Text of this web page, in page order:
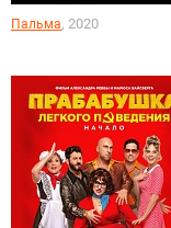
Пальма, 2020